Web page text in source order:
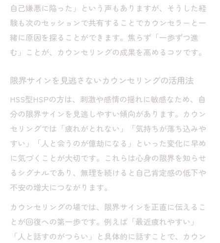
自己嫌悪に陥った」という声もありますが、そうした経
験も次のセッションで共有することでカウンセラーと一
緒に原因を探ることができます。焦らず「一歩ずつ進
む」ことが、カウンセリングの成果を高めるコツです。
限界サインを見逃さないカウンセリングの活用法
HSS型HSPの方は、刺激や感情の揺れに敏感なため、自
分の限界サインを見逃しやすい傾向があります。カウン
セリングでは「疲れがとれない」「気持ちが落ち込みや
すい」「人と会うのが億劫になる」といった変化に早め
に気づくことが大切です。これらは心身の限界を知らせ
るシグナルであり、無理を続けると自己肯定感の低下や
不安の増大につながります。
カウンセリングの場では、限界サインを正直に伝えるこ
とが回復への第一歩です。例えば「最近疲れやすい」
「人と話すのがつらい」と具体的に話すことで、カウン